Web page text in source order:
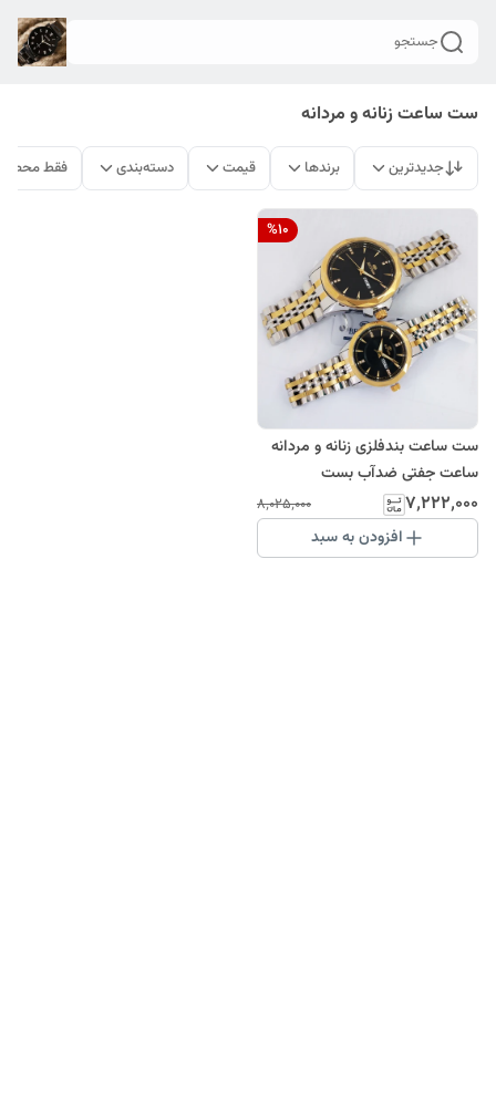
جستجو
ست ساعت زنانه و مردانه
جدیدترین برندها قیمت دسته‌بندی فقط
%10
ست ساعت بندفلزی زنانه و مردانه
ساعت جفتی ضدآب بست
وینBESTWIN نگین دار مشکی
طلایی تاریخ شمار باکیفیت کادو
خاص ویژه
۷٬۲۲۲٬۰۰۰ ۸٬۰۲۵٬۰۰۰
افزودن به سبد